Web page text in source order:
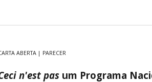
ABERTA | PARECER
n'est pas um Programa